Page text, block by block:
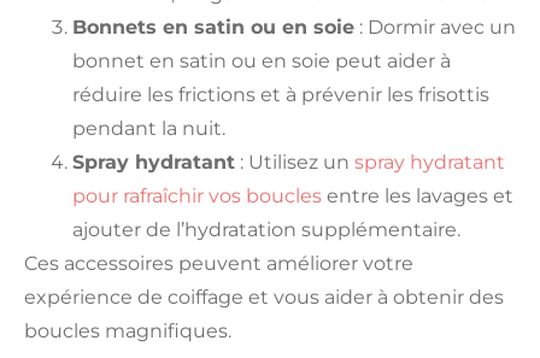
Bonnets en satin ou en soie : Dormir avec un
bonnet en satin ou en soie peut aider à
réduire les frictions et à prévenir les frisottis
pendant la nuit.
Spray hydratant : Utilisez un spray hydratant
pour rafraîchir vos boucles entre les lavages et
ajouter de l’hydratation supplémentaire.
Ces accessoires peuvent améliorer votre
expérience de coiffage et vous aider à obtenir des
boucles magnifiques.